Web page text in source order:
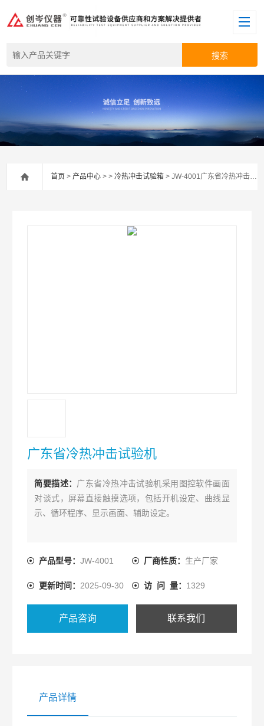
首页 >产品中心 > >冷热冲击试验箱 > JW-4001广东省冷热冲击试验机
广东省冷热冲击试验机
简要描述： 广东省冷热冲击试验机采用图控软件画面
对谈式，屏幕直接触摸选项，包括开机设定、曲线显
示、循环程序、显示画面、辅助设定。
产品型号：JW-4001 厂商性质： 生产厂家
更新时间： 2025-09-30 访 问 量： 1329
产品咨询 联系我们
产品详情